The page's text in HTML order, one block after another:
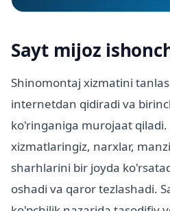
Sayt mijoz
Shinomontaj xizmatini
internetdan qidiradi va
ko'ringaniga murojaat qiladi.
xizmatlaringiz, narxlar,
sharhlarini bir joyda
oshadi va qaror tezlashadi.